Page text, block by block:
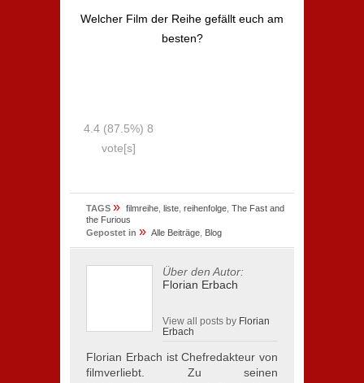
Welcher Film der Reihe gefällt euch am
besten?
4.4 (87.5%) 8
vote[s]
TAGS » filmreihe liste reihenfolge The Fast and
the Furious
Gepostet in » Alle Beiträge Blog
Über den Autor:
Florian Erbach
View all posts by Florian
Erbach
Florian Erbach ist Chefredakteur von
filmverliebt. Zu seinen